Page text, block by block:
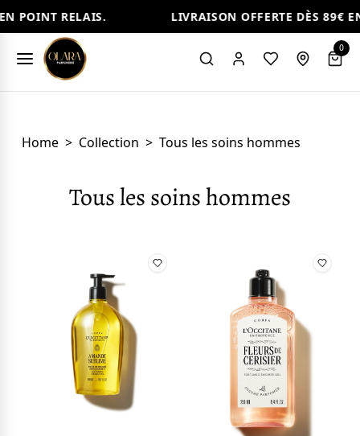
RELAIS. LIVRAISON OFFERTE DÈS 89€ EN
0
Home > Collection > Tous les soins hommes
Tous les soins hommes